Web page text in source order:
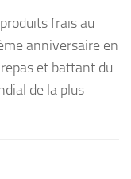
frais au
anniversaire en
et battant du
de la plus